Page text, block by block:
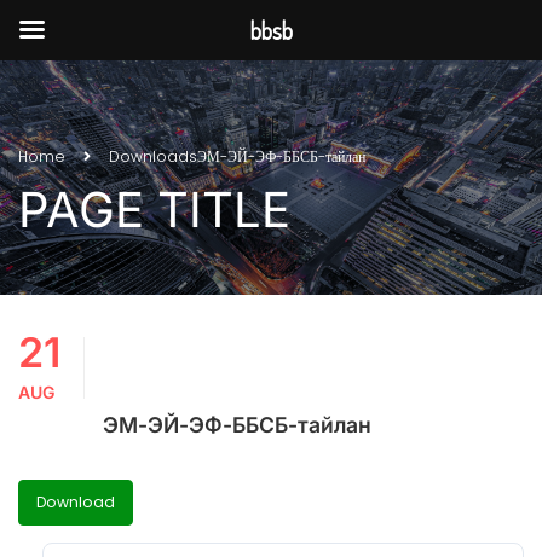
Home DownloadsЭМ-ЭЙ-ЭФ-ББСБ-тайлан
PAGE TITLE
21
AUG
ЭМ-ЭЙ-ЭФ-ББСБ-тайлан
Download
bbsb